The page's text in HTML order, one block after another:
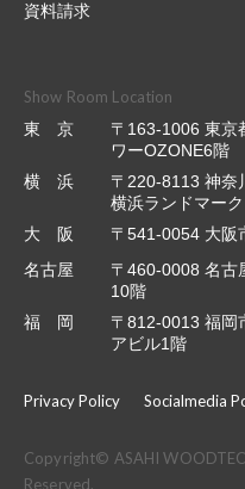
資料請求
Show Room Location
東 京
〒163-1006 東京
ワーOZONE6階
横 浜
〒220-8113 神奈
横浜ランドマー
大 阪
〒541-0054 大阪
名古屋
〒460-0008 名古
10階
福 岡
〒812-0013 福岡
アビル1階
Privacy Policy Socialmedia
Copyright© ASAHI
Reserved.